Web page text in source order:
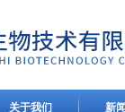
关于我们 新